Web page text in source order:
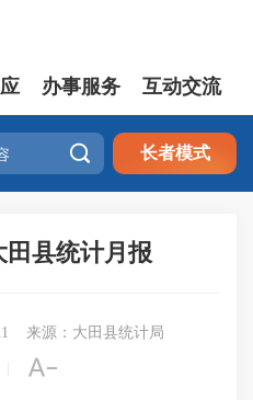
办事服务 互动交流
 长者模式
田县统计月报
来源：大田县统计局
